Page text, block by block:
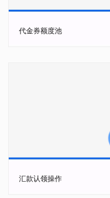
代金券额度池
汇款认领操作